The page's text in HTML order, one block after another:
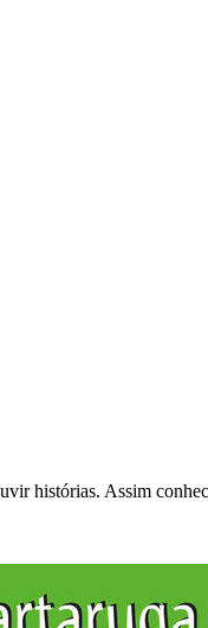
histórias. Assim